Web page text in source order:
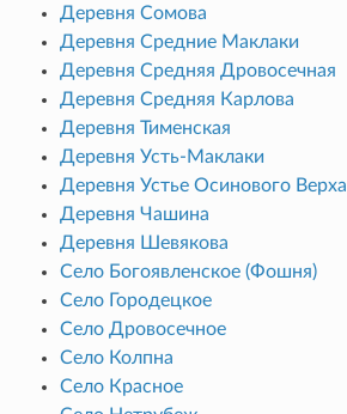
Деревня Сомова
Деревня Средние Маклаки
Деревня Средняя Дровосечная
Деревня Средняя Карлова
Деревня Тименская
Деревня Усть-Маклаки
Деревня Устье Осинового Верха
Деревня Чашина
Деревня Шевякова
Село Богоявленское (Фошня)
Село Городецкое
Село Дровосечное
Село Колпна
Село Красное